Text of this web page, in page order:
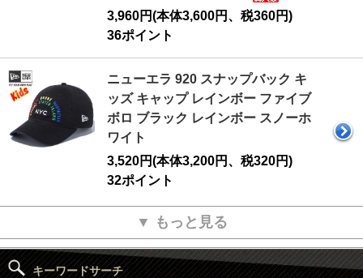
3,960円(本体3,600円、税360円)
36ポイント
ニューエラ 920 スナップバック キ
ッズ キャップ レインボー ファイブ
ボロ ブラック レインボー スノーホ
ワイト
3,520円(本体3,200円、税320円)
32ポイント
▼ もっと見る
キーワードサーチ